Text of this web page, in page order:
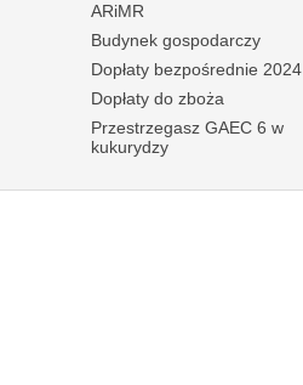
ARiMR
Budynek gospodarczy
Dopłaty bezpośrednie 2024
Dopłaty do zboża
Przestrzegasz GAEC 6 w
kukurydzy